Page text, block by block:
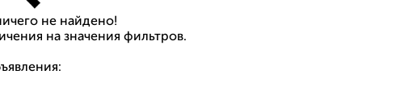
не найдено!
на значения фильтров.